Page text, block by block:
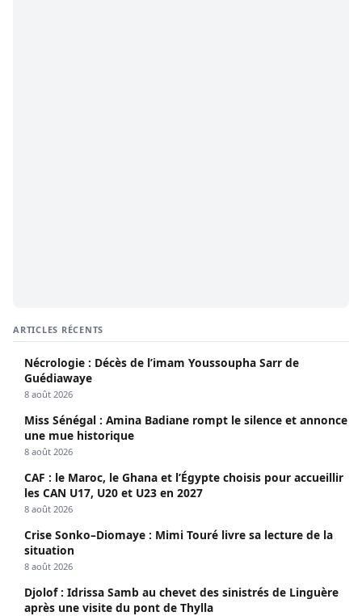
ARTICLES RÉCENTS
Nécrologie : Décès de l’imam Youssoupha Sarr de
Guédiawaye
8 août 2026
Miss Sénégal : Amina Badiane rompt le silence et annonce
une mue historique
8 août 2026
CAF : le Maroc, le Ghana et l’Égypte choisis pour accueillir
les CAN U17, U20 et U23 en 2027
8 août 2026
Crise Sonko–Diomaye : Mimi Touré livre sa lecture de la
situation
8 août 2026
Djolof : Idrissa Samb au chevet des sinistrés de Linguère
après une visite du pont de Thylla